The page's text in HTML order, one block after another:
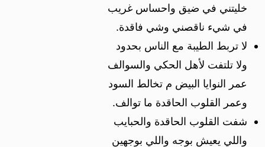
خليتني في ضيق واحساس غريب
في شيء ناقصني وشي فاقدة.
لا تربط الطيبة مع الناس بحدود
ولا تلتفت لأهل الحكي والسوالف
عمر النوايا البيض م تخالط السود
وعمر القلوب الحاقدة ما توالف.
شفت القلوب الحاقدة والحبايب
واللي يعيش بوجه واللي بوجهين